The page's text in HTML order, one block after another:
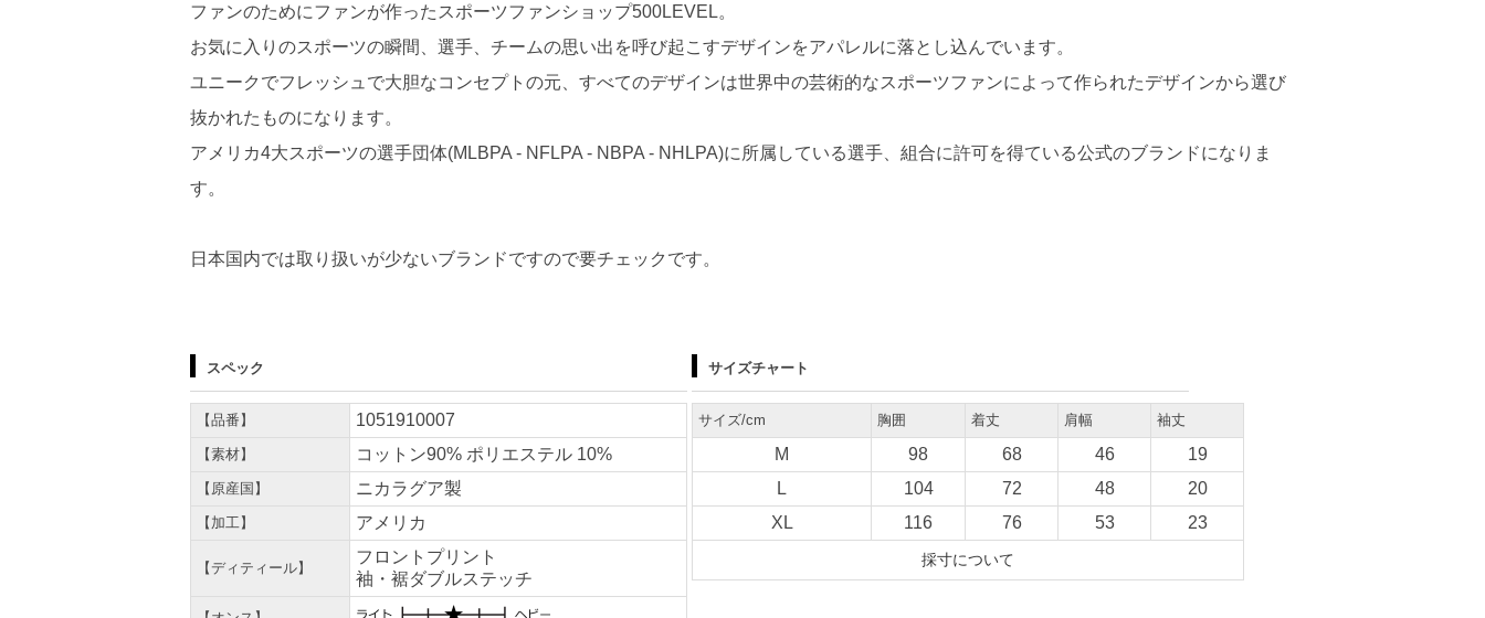
ファンのためにファンが作ったスポーツファンショップ500LEVEL。
お気に入りのスポーツの瞬間、選手、チームの思い出を呼び起こすデザインをアパレルに落とし込んでいます。
ユニークでフレッシュで大胆なコンセプトの元、すべてのデザインは世界中の芸術的なスポーツファンによって作られたデザインから選び
抜かれたものになります。
アメリカ4大スポーツの選手団体(MLBPA - NFLPA - NBPA - NHLPA)に所属している選手、組合に許可を得ている公式のブランドになりま
す。
日本国内では取り扱いが少ないブランドですので要チェックです。
スペック
【品番】 1051910007
【素材】 コットン90% ポリエステル 10%
【原産国】 ニカラグア製
【加工】 アメリカ
【ディティール】
フロントプリント
袖・裾ダブルステッチ
サイズチャート
サイズ/cm 胸囲 着丈 肩幅 袖丈
M 98 68 46
19
L
104 72 48
20
XL
116 76 53 23
採寸について